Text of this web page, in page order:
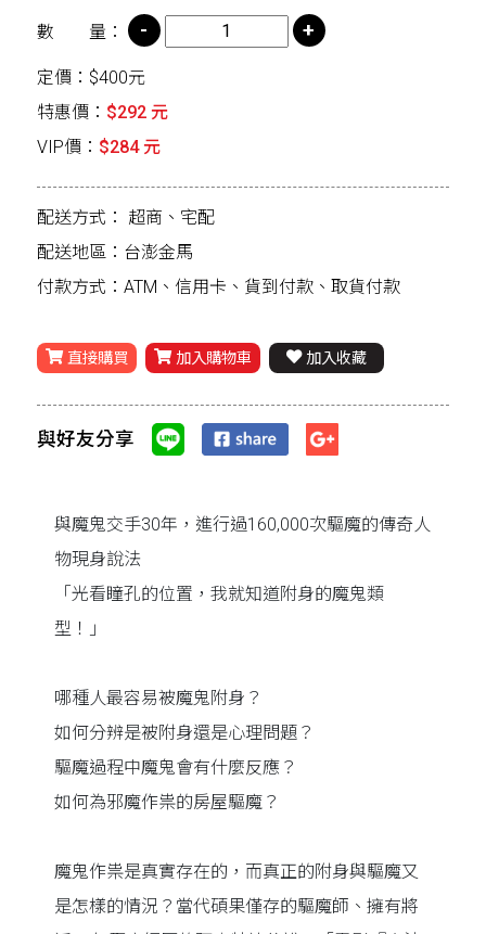
數 量：
定價：$400元
特惠價： $292 元
VIP價： $284 元
配送方式： 超商、宅配
配送地區：台澎金馬
付款方式：ATM、信用卡、貨到付款、取貨付款
直接購買 加入購物車 加入收藏
與好友分享
與魔鬼交手30年，進行過160,000次驅魔的傳奇人
物現身說法
「光看瞳孔的位置，我就知道附身的魔鬼類
型！」
哪種人最容易被魔鬼附身？
如何分辨是被附身還是心理問題？
驅魔過程中魔鬼會有什麼反應？
如何為邪魔作祟的房屋驅魔？
魔鬼作祟是真實存在的，而真正的附身與驅魔又
是怎樣的情況？當代碩果僅存的驅魔師、擁有將